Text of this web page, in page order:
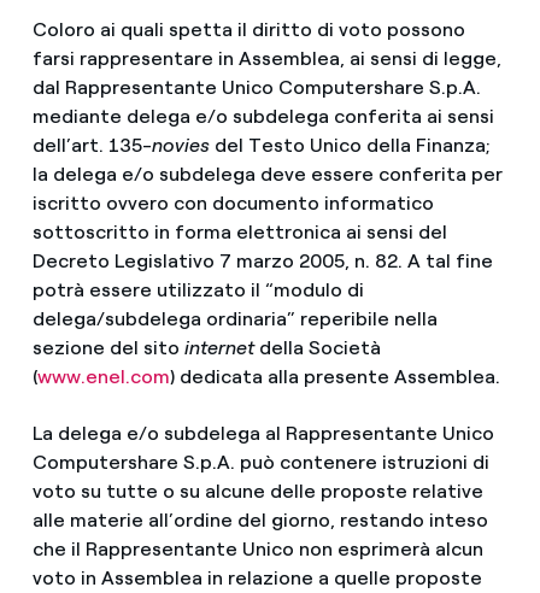
Coloro ai quali spetta il diritto di voto possono
farsi rappresentare in Assemblea, ai sensi di legge,
dal Rappresentante Unico Computershare S.p.A.
mediante delega e/o subdelega conferita ai sensi
dell’art. 135-novies del Testo Unico della Finanza;
la delega e/o subdelega deve essere conferita per
iscritto ovvero con documento informatico
sottoscritto in forma elettronica ai sensi del
Decreto Legislativo 7 marzo 2005, n. 82. A tal fine
potrà essere utilizzato il “modulo di
delega/subdelega ordinaria” reperibile nella
sezione del sito internetdella Società
(www.enel.com) dedicata alla presente Assemblea.
La delega e/o subdelega al Rappresentante Unico
Computershare S.p.A. può contenere istruzioni di
voto su tutte o su alcune delle proposte relative
alle materie all’ordine del giorno, restando inteso
che il Rappresentante Unico non esprimerà alcun
voto in Assemblea in relazione a quelle proposte